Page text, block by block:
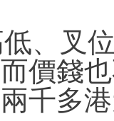
、叉
價錢
千多